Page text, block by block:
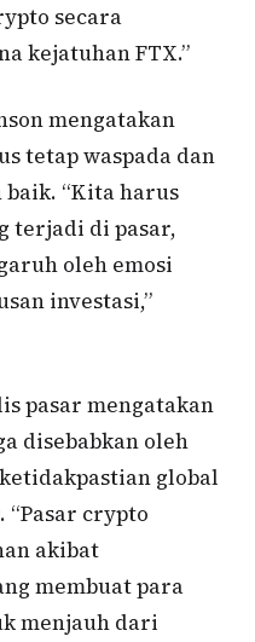
secara
kejatuhan FTX.”
mengatakan
tetap waspada dan
“Kita harus
terjadi di pasar,
oleh emosi
investasi,”
pasar mengatakan
disebabkan oleh
global
“Pasar crypto
akibat
membuat para
menjauh dari